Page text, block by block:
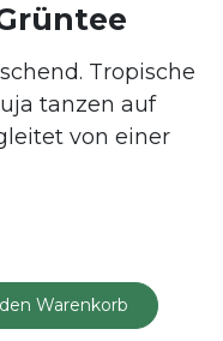
Tropische
tanzen auf
von einer
Warenkorb